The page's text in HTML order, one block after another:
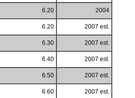
6.20 2004
6.20 2007 est.
6.30 2007 est.
6.40 2007 est.
6.50 2007 est.
6.60 2007 est.